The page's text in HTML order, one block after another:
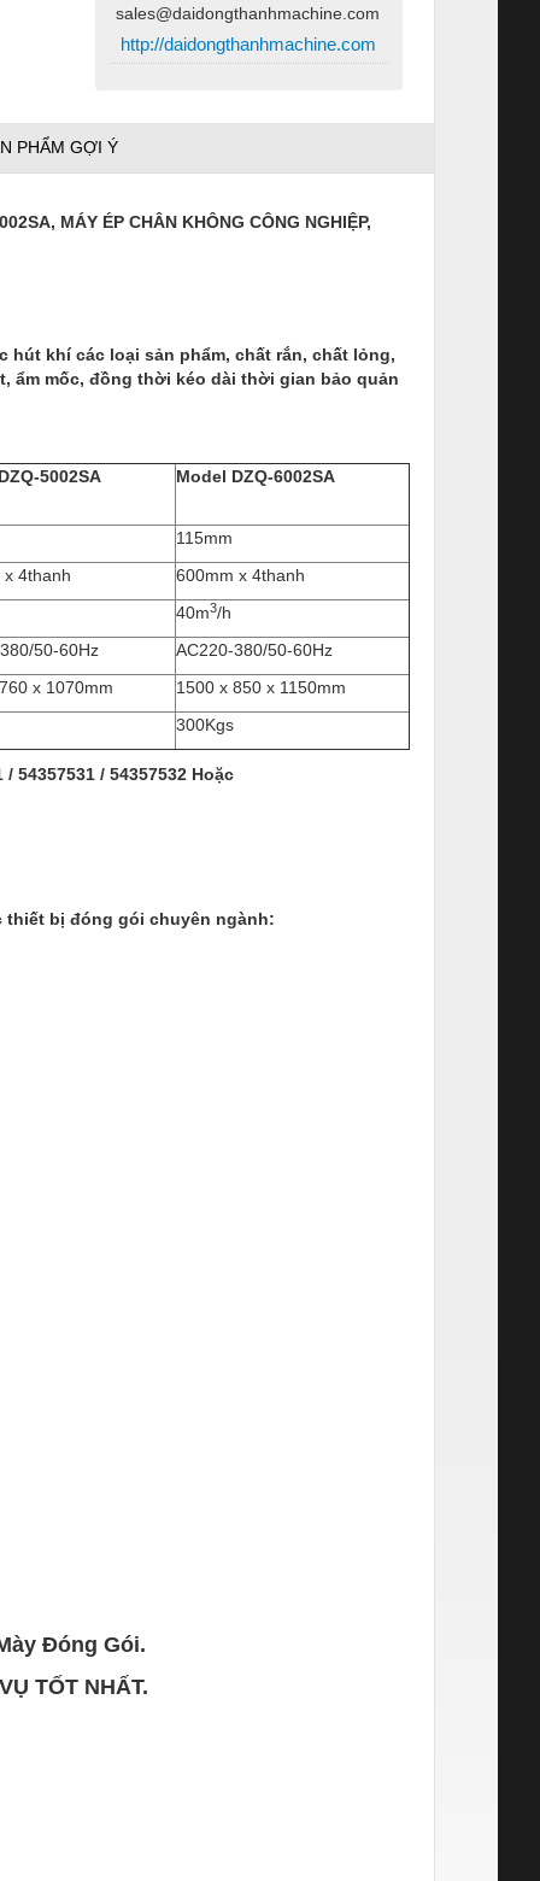
sales@daidongthanhmachine.com
http://daidongthanhmachine.com
PHẨM GỢI Ý
MÁY ÉP CHÂN KHÔNG CÔNG NGHIỆP,
hút khí các loại sản phẩm, chất rắn, chất lỏng,
ẩm mốc, đồng thời kéo dài thời gian bảo quản
5002SA Model DZQ-6002SA
115mm
4thanh
600mm x 4thanh
40m3/h
50-60Hz
AC220-380/50-60Hz
x 1070mm
1500 x 850 x 1150mm
300Kgs
/ 54357531 / 54357532 Hoặc
bị đóng gói chuyên ngành:
Đóng Gói.
TỐT NHẤT.